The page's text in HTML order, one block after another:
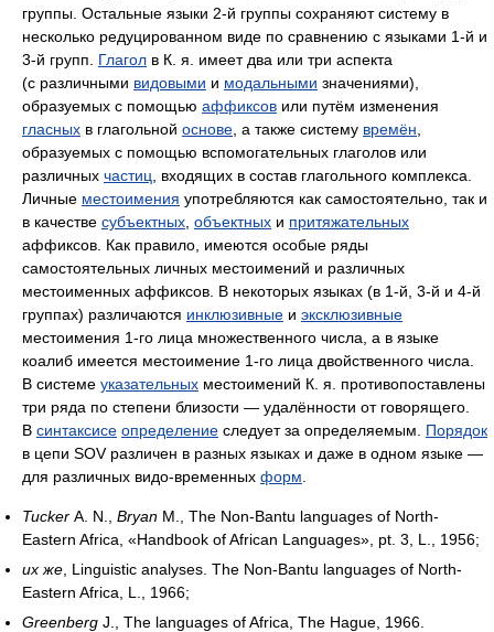
группы. Остальные языки 2‑й группы сохраняют систему в
несколько редуцированном виде по сравнению с языками 1‑й и
3‑й групп. Глагол в К. я. имеет два или три аспекта
(с различными видовыми и модальными значениями),
образуемых с помощью аффиксов или путём изменения
гласных в глагольной основе , а также систему времён
образуемых с помощью вспомогательных глаголов или
различных частиц , входящих в состав глагольного комплекса.
Личные местоимения употребляются как самостоятельно, так и
в качестве субъектных объектных и притяжательных
аффиксов. Как правило, имеются особые ряды
самостоятельных личных местоимений и различных
местоименных аффиксов. В некоторых языках (в 1‑й, 3‑й и 4‑й
группах) различаются инклюзивные и эксклюзивные
местоимения 1‑го лица множественного числа, а в языке
коалиб имеется местоимение 1‑го лица двойственного числа.
В системе указательных местоимений К. я. противопоставлены
три ряда по степени близости — удалённости от говорящего.
В синтаксисе определение следует за определяемым. Порядок
в цепи SOV различен в разных языках и даже в одном языке —
для различных видо-временных форм
Tucker A. N., Bryan M., The Non-Bantu languages of North-
Eastern Africa, «Handbook of African Languages», pt. 3, L., 1956;
их же Linguistic analyses. The Non-Bantu languages of North-
Eastern Africa, L., 1966;
Greenberg J., The languages of Africa, The Hague, 1966.